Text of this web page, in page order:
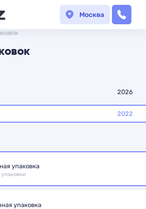
Москва
2026
2022
упаковка
упаковки
упаковка